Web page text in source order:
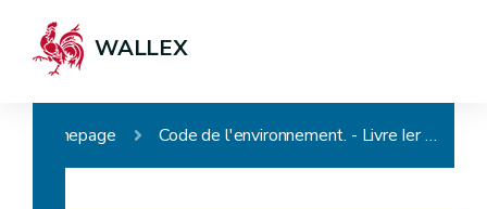
WALLEX
Homepage Code de l'environnement. - Livre Ier (Dispositions communes et générales)